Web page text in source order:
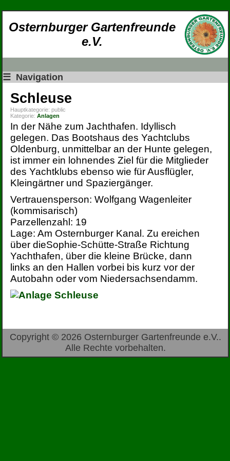
Osternburger Gartenfreunde
e.V.
☰ Navigation
Schleuse
Hauptkategorie: public
Kategorie: Anlagen
In der Nähe zum Jachthafen. Idyllisch
gelegen. Das Bootshaus des Yachtclubs
Oldenburg, unmittelbar an der Hunte gelegen,
ist immer ein lohnendes Ziel für die Mitglieder
des Yachtklubs ebenso wie für Ausflügler,
Kleingärtner und Spaziergänger.
Vertrauensperson: Wolfgang Wagenleiter
(kommisarisch)
Parzellenzahl: 19
Lage: Am Osternburger Kanal. Zu ereichen
über dieSophie-Schütte-Straße Richtung
Yachthafen, über die kleine Brücke, dann
links an den Hallen vorbei bis kurz vor der
Autobahn oder vom Niedersachsendamm.
Copyright © 2026 Osternburger Gartenfreunde e.V..
Alle Rechte vorbehalten.